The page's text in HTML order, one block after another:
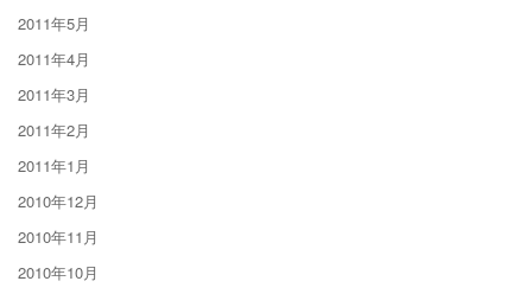
2011年5月
2011年4月
2011年3月
2011年2月
2011年1月
2010年12月
2010年11月
2010年10月